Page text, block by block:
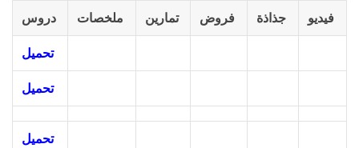
دروس ملخصات تمارين فروض جذاذة فيديو
تحميل
تحميل
تحميل